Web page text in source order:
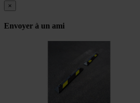
×
Envoyer à un ami